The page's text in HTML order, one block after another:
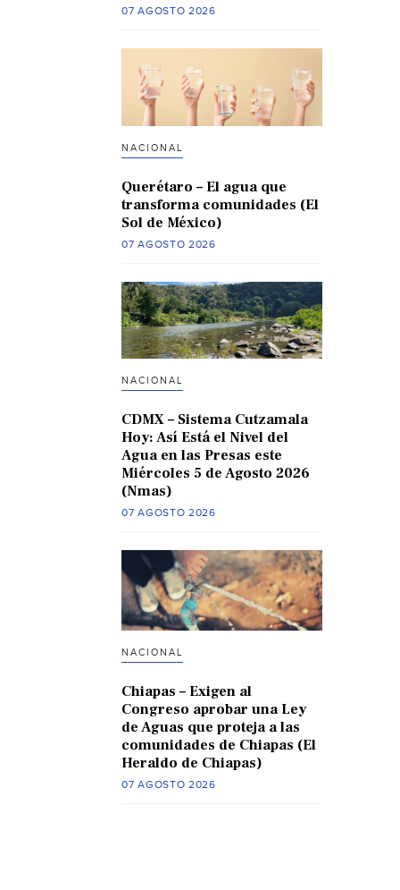
07 AGOSTO 2026
NACIONAL
Querétaro – El agua que
transforma comunidades (El
Sol de México)
07 AGOSTO 2026
NACIONAL
CDMX – Sistema Cutzamala
Hoy: Así Está el Nivel del
Agua en las Presas este
Miércoles 5 de Agosto 2026
(Nmas)
07 AGOSTO 2026
NACIONAL
Chiapas – Exigen al
Congreso aprobar una Ley
de Aguas que proteja a las
comunidades de Chiapas (El
Heraldo de Chiapas)
07 AGOSTO 2026